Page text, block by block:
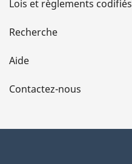
e
l
a
Lois et règlements codifiés
Recherche
Aide
Contactez-nous